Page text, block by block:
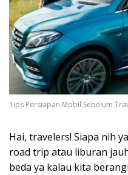
Tips Persiapan Mobil Sebelum
Hai, travelers! Siapa nih
road trip atau liburan
beda ya kalau kita